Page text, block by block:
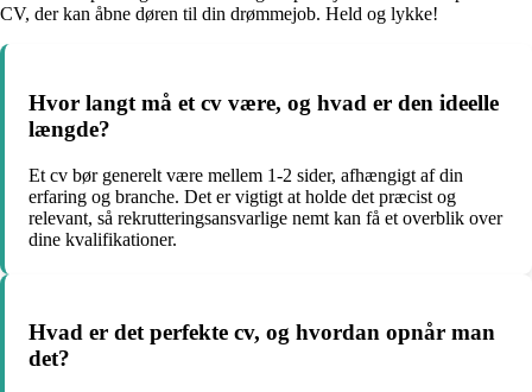
CV, der kan åbne døren til din drømmejob. Held og lykke!
Hvor langt må et cv være, og hvad er den ideelle
længde?
Et cv bør generelt være mellem 1-2 sider, afhængigt af din
erfaring og branche. Det er vigtigt at holde det præcist og
relevant, så rekrutteringsansvarlige nemt kan få et overblik over
dine kvalifikationer.
Hvad er det perfekte cv, og hvordan opnår man
det?